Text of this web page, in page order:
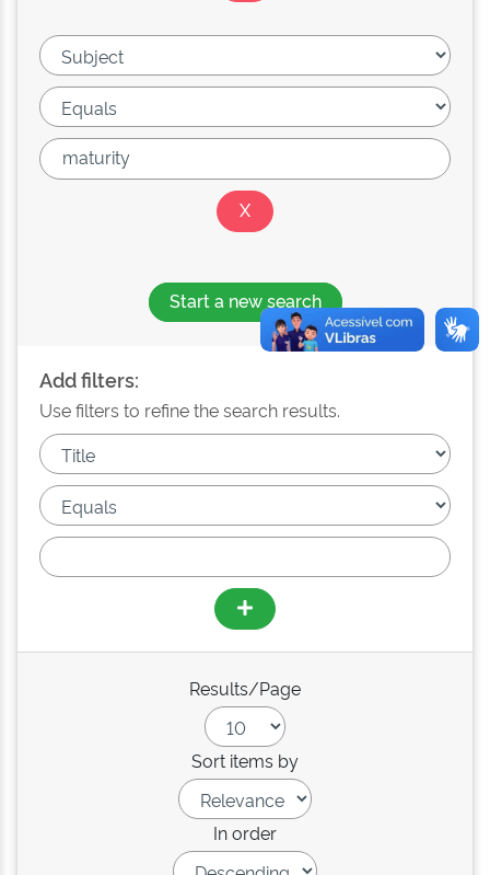
Start a new search
Add filters:
Use filters to refine the search results.
Results/Page
Sort items by
In order